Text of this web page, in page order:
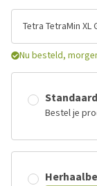
Tetra TetraMin XL
Nu besteld,
Bestel je